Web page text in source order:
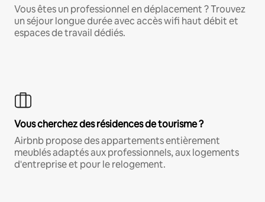
Vous êtes un professionnel en déplacement ? Trouvez
un séjour longue durée avec accès wifi haut débit et
espaces de travail dédiés.
Vous cherchez des résidences de tourisme ?
Airbnb propose des appartements entièrement
meublés adaptés aux professionnels, aux logements
d'entreprise et pour le relogement.